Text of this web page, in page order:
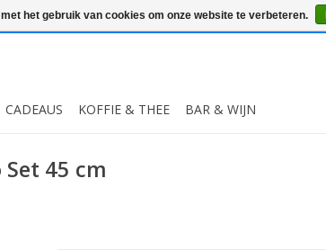
CADEAUS KOFFIE & THEE BAR & WIJN
45 cm
het gebruik van cookies om onze website te verbeteren.